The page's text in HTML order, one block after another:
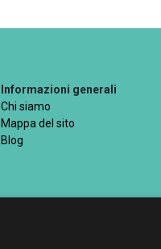
Informazioni generali
Chi siamo
Mappa del sito
Blog